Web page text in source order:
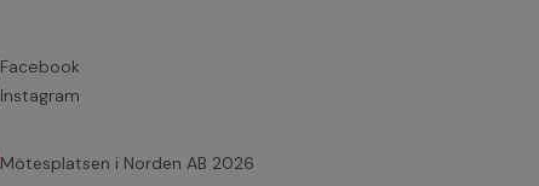
Facebook
Instagram
Mötesplatsen i Norden AB 2026